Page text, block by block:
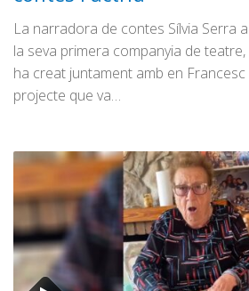
La narradora de contes Sílvia Serra
la seva primera companyia de
ha creat juntament amb en Francesc
projecte que va…